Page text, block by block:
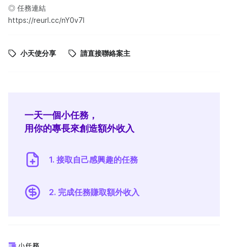
◎ 任務連結
https://reurl.cc/nY0v7l
小天使分享 請直接聯絡案主
一天一個小任務，
用你的專長來創造額外收入
1. 接取自己感興趣的任務
2. 完成任務賺取額外收入